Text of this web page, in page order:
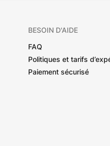
BESOIN D'AIDE
FAQ
Politiques et tarifs
Paiement sécurisé